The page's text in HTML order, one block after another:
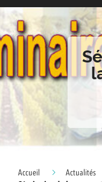
Accueil
Actualités